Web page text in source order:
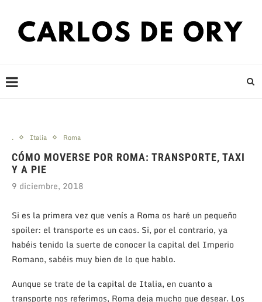
. Italia Roma
CÓMO MOVERSE POR ROMA: TRANSPORTE, TAXI
Y A PIE
9 diciembre, 2018
Si es la primera vez que venís a Roma os haré un pequeño
spoiler: el transporte es un caos. Si, por el contrario, ya
habéis tenido la suerte de conocer la capital del Imperio
Romano, sabéis muy bien de lo que hablo.
Aunque se trate de la capital de Italia, en cuanto a
transporte nos referimos, Roma deja mucho que desear. Los